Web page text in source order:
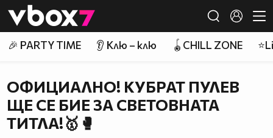
👾
🎉 PARTY TIME 👂 Клю – клю 🪀CHILL ZONE
ОФИЦИАЛНО! КУБРАТ ПУЛЕВ
ЩЕ СЕ БИЕ ЗА СВЕТОВНАТА
ТИТЛА!🥇🥊